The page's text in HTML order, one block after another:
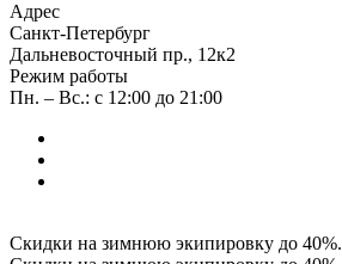
Адрес
Санкт-Петербург
Дальневосточный пр., 12к2
Режим работы
Пн. – Вс.: с 12:00 до 21:00
Скидки на зимнюю экипировку до 40%.